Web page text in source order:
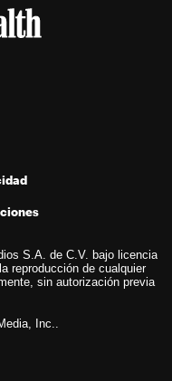
S.A. de C.V. bajo licencia
reproducción de cualquier
sin autorización previa
Inc..